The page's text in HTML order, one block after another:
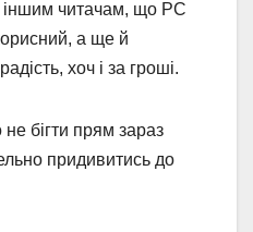
іншим читачам, що PC
а ще й
хоч і за гроші.
бігти прям зараз
придивитись до